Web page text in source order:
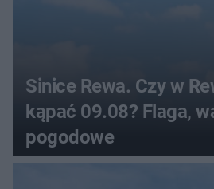
Sinice Rewa. Czy w
kąpać 09.08? Flaga,
pogodowe